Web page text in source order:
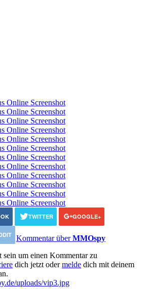
TWITTER GOOGLE+
Kommentar überMMOspy
sein um einen Kommentar zu
dich jetzt odermelde dich mit deinem